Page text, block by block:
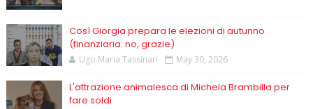
Così Giorgia prepara le elezioni di autunno
(finanziaria: no, grazie)
Ugo Maria Tassinari May 30, 2026
L'attrazione animalesca di Michela Brambilla per
fare soldi